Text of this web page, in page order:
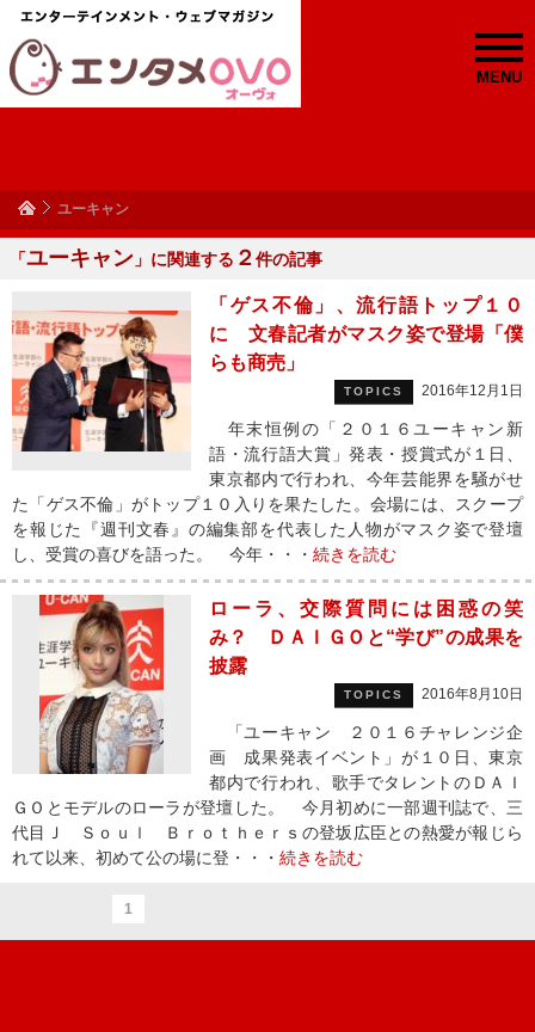
MENU
ユーキャン
「ユーキャン 」に関連する ２件の記事
「ゲス不倫」、流行語トップ１０
に 文春記者がマスク姿で登場「僕
らも商売」
TOPICS 2016年12月1日
年末恒例の「２０１６ユーキャン新
語・流行語大賞」発表・授賞式が１日、
東京都内で行われ、今年芸能界を騒がせ
た「ゲス不倫」がトップ１０入りを果たした。会場には、スクープ
を報じた『週刊文春』の編集部を代表した人物がマスク姿で登壇
し、受賞の喜びを語った。 今年・・・ 続きを読む
ローラ、交際質問には困惑の笑
み？ ＤＡＩＧＯと“学び”の成果を
披露
TOPICS 2016年8月10日
「ユーキャン ２０１６チャレンジ企
画 成果発表イベント」が１０日、東京
都内で行われ、歌手でタレントのＤＡＩ
ＧＯとモデルのローラが登壇した。 今月初めに一部週刊誌で、三
代目Ｊ Ｓｏｕｌ Ｂｒｏｔｈｅｒｓの登坂広臣との熱愛が報じら
れて以来、初めて公の場に登・・・ 続きを読む
1